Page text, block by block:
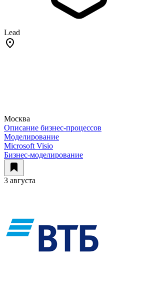
Lead
Москва
Описание бизнес-процессов
Моделирование
Microsoft Visio
Бизнес-моделирование
3 августа